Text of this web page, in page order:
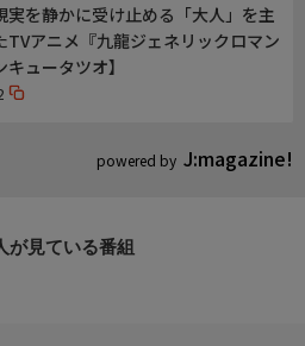
powered by J:magazine!
実を静かに受け止める「大人」を主
TVアニメ『九龍ジェネリックロマン
ュータツオ】
が見ている番組